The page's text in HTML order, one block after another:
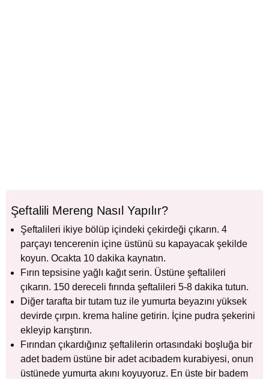
Şeftalili Mereng Nasıl Yapılır?
Şeftalileri ikiye bölüp içindeki çekirdeği çıkarın. 4
parçayı tencerenin içine üstünü su kapayacak şekilde
koyun. Ocakta 10 dakika kaynatın.
Fırın tepsisine yağlı kağıt serin. Üstüne şeftalileri
çıkarın. 150 dereceli fırında şeftalileri 5-8 dakika tutun.
Diğer tarafta bir tutam tuz ile yumurta beyazını yüksek
devirde çırpın. krema haline getirin. İçine pudra şekerini
ekleyip karıştırın.
Fırından çıkardığınız şeftalilerin ortasındaki boşluğa bir
adet badem üstüne bir adet acıbadem kurabiyesi, onun
üstünede yumurta akını koyuyoruz. En üste bir badem